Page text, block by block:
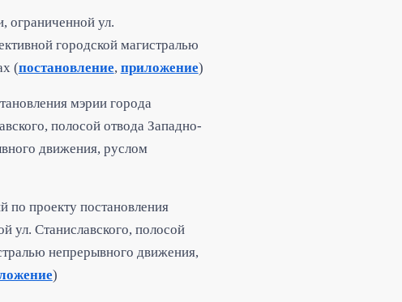
ограниченной ул.
городской магистралью
(постановление, приложение)
мэрии города
полосой отвода Западно-
движения, руслом
проекту постановления
ул. Станиславского, полосой
непрерывного движения,
)